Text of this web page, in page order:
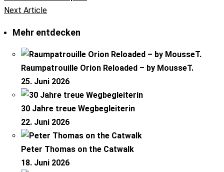
Next Article
Mehr entdecken
Raumpatrouille Orion Reloaded – by MousseT.
25. Juni 2026
30 Jahre treue Wegbegleiterin
22. Juni 2026
Peter Thomas on the Catwalk
18. Juni 2026